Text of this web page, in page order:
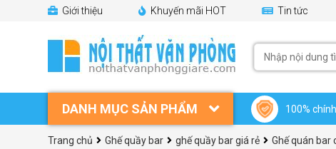
Giới thiệu Khuyến mãi HOT Tin tức
DANH MỤC SẢN PHẨM 100%
Trang chủ Ghế quầy bar ghế quầy bar giá rẻ Ghế quán bar